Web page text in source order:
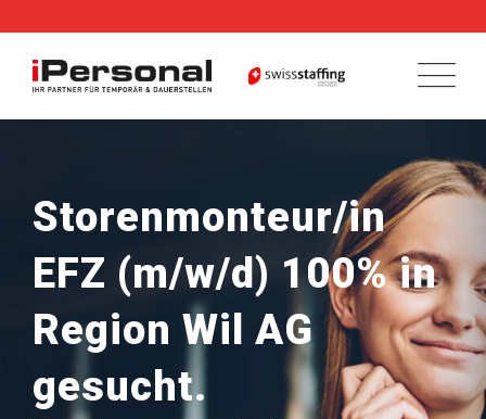
content
Storenmonteur/in
EFZ (m/w/d) 100% in
Region Wil AG
gesucht.